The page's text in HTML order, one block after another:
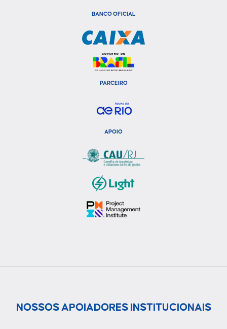
BANCO OFICIAL
PARCEIRO
APOIO
NOSSOS APOIADORES INSTITUCIONAIS